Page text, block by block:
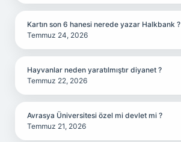
Kartın son 6 hanesi nerede yazar Halkbank ?
Temmuz 24, 2026
Hayvanlar neden yaratılmıştır diyanet ?
Temmuz 22, 2026
Avrasya Üniversitesi özel mi devlet mi ?
Temmuz 21, 2026